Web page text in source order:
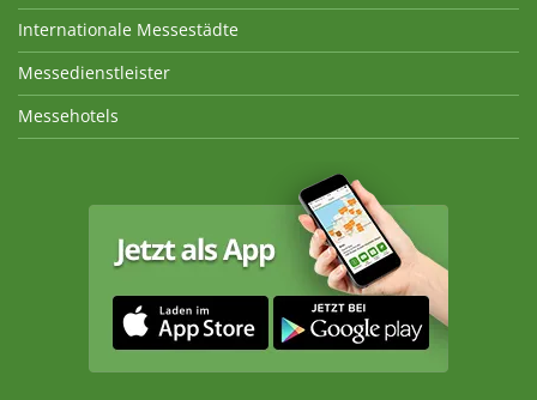
Internationale Messestädte
Messedienstleister
Messehotels